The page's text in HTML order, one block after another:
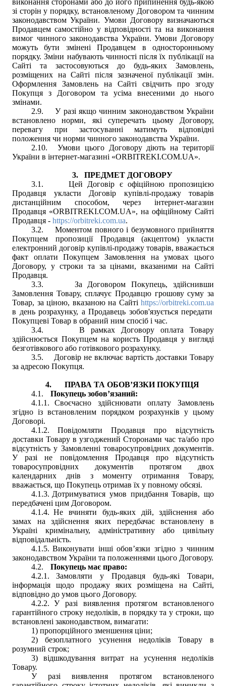
виконання сторонами або до його припинення будь-якою
зі сторін у порядку, встановленому Договором та чинним
законодавством України. Умови Договору визначаються
Продавцем самостійно у відповідності та на виконання
вимог чинного законодавства України. Умови Договору
можуть бути змінені Продавцем в односторонньому
порядку. Зміни набувають чинності після їх публікації на
Сайті та застосовуються до будь-яких Замовлень,
розміщених на Сайті після зазначеної публікації змін.
Оформлення Замовлень на Сайті свідчить про згоду
Покупця з Договором та усіма внесеними до нього
змінами.
2.9.
У разі якщо чинним законодавством України
встановлено норми, які суперечать цьому Договору,
перевагу при застосуванні матимуть відповідні
положення чи норми чинного законодавства України.
2.10.
Умови цього Договору діють на території
України в інтернет-магазині «ORBITREKI.COM.UA».
3.
ПРЕДМЕТ ДОГОВОРУ
3.1.
Цей Договір є офіційною пропозицією
Продавця укласти Договір купівлі-продажу товарів
дистанційним способом, через інтернет-магазин
Продавця «ORBITREKI.COM.UA», на офіційному Сайті
Продавця - https://orbitreki.com.ua.
3.2.
Моментом повного і безумовного прийняття
Покупцем пропозиції Продавця (акцептом) укласти
електронний договір купівлі-продажу товарів, вважається
факт оплати Покупцем Замовлення на умовах цього
Договору, у строки та за цінами, вказаними на Сайті
Продавця.
3.3.
За Договором Покупець, здійснивши
Замовлення Товару, сплачує Продавцю грошову суму за
Товар, за ціною, вказаною на Сайті https://orbitreki.com.ua
в день розрахунку, а Продавець зобов'язується передати
Покупцеві Товар в обраний ним спосіб і час.
3.4.
В рамках Договору оплата Товару
здійснюється Покупцем на користь Продавця у вигляді
безготівкового або готівкового розрахунку.
3.5.
Договір не включає вартість доставки Товару
за адресою Покупця.
4.
ПРАВА ТА ОБОВ’ЯЗКИ ПОКУПЦЯ
4.1.
Покупець зобов’язаний:
4.1.1.
Своєчасно здійснювати оплату Замовлень
згідно із встановленим порядком розрахунків у цьому
Договорі.
4.1.2.
Повідомляти Продавця про відсутність
доставки Товару в узгоджений Сторонами час та/або про
відсутність у Замовленні товаросупровідних документів.
У разі не повідомлення Продавця про відсутність
товаросупровідних документів протягом двох
календарних днів з моменту отримання Товару,
вважається, що Покупець отримав їх у повному обсязі.
4.1.3. Дотримуватися умов придбання Товарів, що
передбачені цим Договором.
4.1.4. Не вчиняти будь-яких дій, здійснення або
замах на здійснення яких передбачає встановлену в
Україні кримінальну, адміністративну або цивільну
відповідальність.
4.1.5. Виконувати інші обов’язки згідно з чинним
законодавством України та положеннями цього Договору.
4.2.
Покупець має право:
4.2.1.
Замовляти у Продавця будь-які Товари,
інформація щодо продажу яких розміщена на Сайті,
відповідно до умов цього Договору.
4.2.2. У разі виявлення протягом встановленого
гарантійного строку недоліків, в порядку та у строки, що
встановлені законодавством, вимагати:
1) пропорційного зменшення ціни;
2) безоплатного усунення недоліків Товару в
розумний строк;
3) відшкодування витрат на усунення недоліків
Товару.
У разі виявлення протягом встановленого